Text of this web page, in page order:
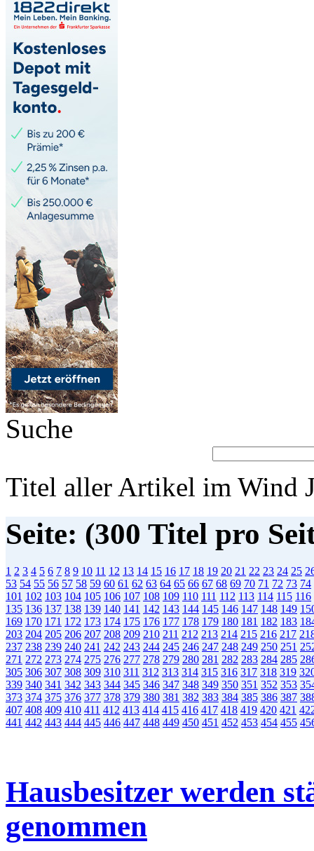
Suche
Titel aller Artikel im Wind
Seite: (300 Titel pro
1 2 3 4 5 6 7 8 9 10 11 12 13 14 15 16 17 18 19 20 21 22 23 24 25
53 54 55 56 57 58 59 60 61 62 63 64 65 66 67 68 69 70 71 72 73 74
101 102 103 104 105 106 107 108 109 110 111 112 113 114 115 116
135 136 137 138 139 140 141 142 143 144 145 146 147 148 149
169 170 171 172 173 174 175 176 177 178 179 180 181 182 183
203 204 205 206 207 208 209 210 211 212 213 214 215 216 217
237 238 239 240 241 242 243 244 245 246 247 248 249 250 251
271 272 273 274 275 276 277 278 279 280 281 282 283 284 285
305 306 307 308 309 310 311 312 313 314 315 316 317 318 319
339 340 341 342 343 344 345 346 347 348 349 350 351 352 353
373 374 375 376 377 378 379 380 381 382 383 384 385 386 387
407 408 409 410 411 412 413 414 415 416 417 418 419 420 421
441 442 443 444 445 446 447 448 449 450 451 452 453 454 455
Hausbesitzer werden
genommen